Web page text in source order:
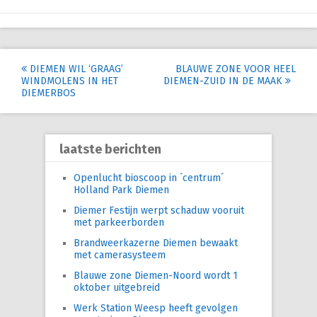
Post
navigation
DIEMEN WIL ‘GRAAG’
WINDMOLENS IN HET
DIEMERBOS
BLAUWE ZONE VOOR HEEL
DIEMEN-ZUID IN DE MAAK
laatste berichten
Openlucht bioscoop in ´centrum´
Holland Park Diemen
Diemer Festijn werpt schaduw vooruit
met parkeerborden
Brandweerkazerne Diemen bewaakt
met camerasysteem
Blauwe zone Diemen-Noord wordt 1
oktober uitgebreid
Werk Station Weesp heeft gevolgen